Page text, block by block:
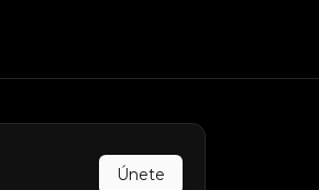
Únete